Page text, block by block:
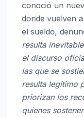
conoció un
donde vuelven
el sueldo,
resulta
el discurso
las que se
resulta legítimo
priorizan los
quienes